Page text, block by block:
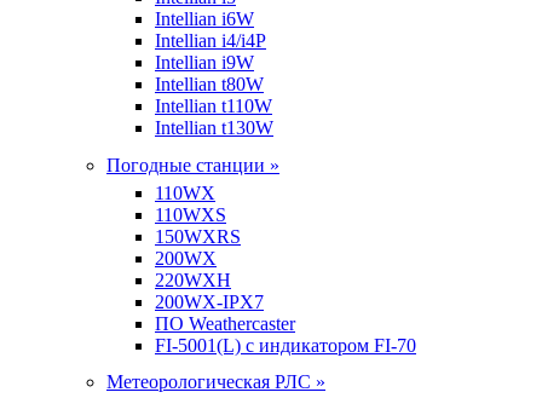
Intellian i6W
Intellian i4/i4P
Intellian i9W
Intellian t80W
Intellian t110W
Intellian t130W
Погодные станции »
110WX
110WXS
150WXRS
200WX
220WXH
200WX-IPX7
ПО Weathercaster
FI-5001(L) с индикатором FI-70
Метеорологическая РЛС »